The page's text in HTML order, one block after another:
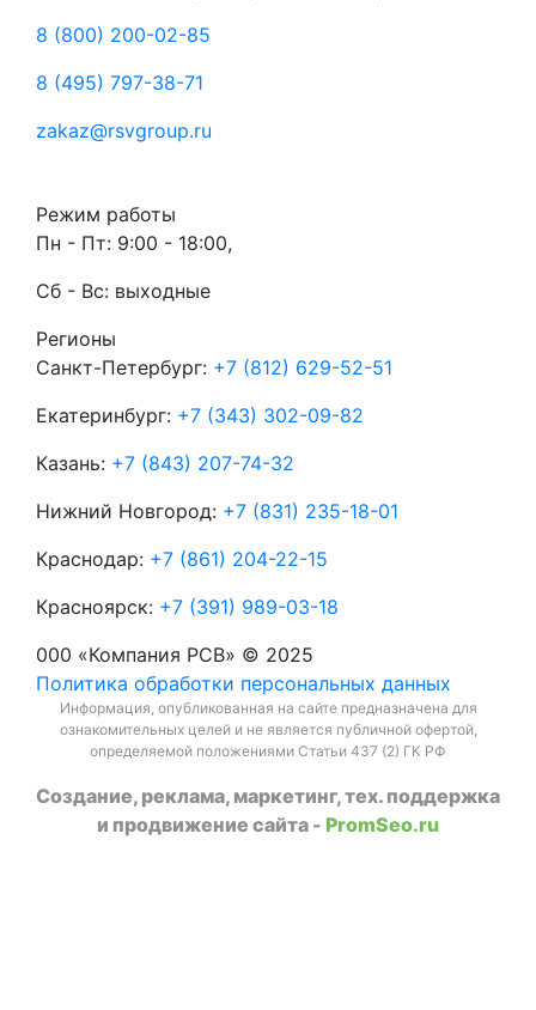
8 (800) 200-02-85
8 (495) 797-38-71
zakaz@rsvgroup.ru
Режим работы
Пн - Пт: 9:00 - 18:00,
Сб - Вс: выходные
Регионы
Санкт-Петербург: +7 (812) 629-52-51
Екатеринбург: +7 (343) 302-09-82
Казань: +7 (843) 207-74-32
Нижний Новгород: +7 (831) 235-18-01
Краснодар: +7 (861) 204-22-15
Красноярск: +7 (391) 989-03-18
000 «Компания РСВ» © 2025
Политика обработки персональных данных
Информация, опубликованная на сайте предназначена для
ознакомительных целей и не является публичной офертой,
определяемой положениями Статьи 437 (2) ГК РФ
Создание, реклама, маркетинг, тех. поддержка
и продвижение сайта - PromSeo.ru